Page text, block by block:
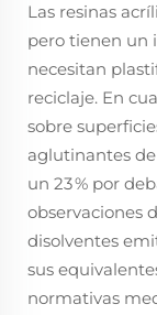
Las resinas
pero tienen un
necesitan
reciclaje. En
sobre
aglutinantes
un 23 % por
observaciones
disolventes
sus
normativas